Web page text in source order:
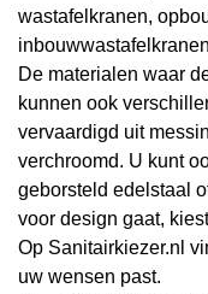
wastafelkranen,
De materialen waar
kunnen ook
vervaardigd uit
verchroomd. U kunt
geborsteld edelstaal
voor design gaat,
Op Sanitairkiezer.nl
uw wensen past.